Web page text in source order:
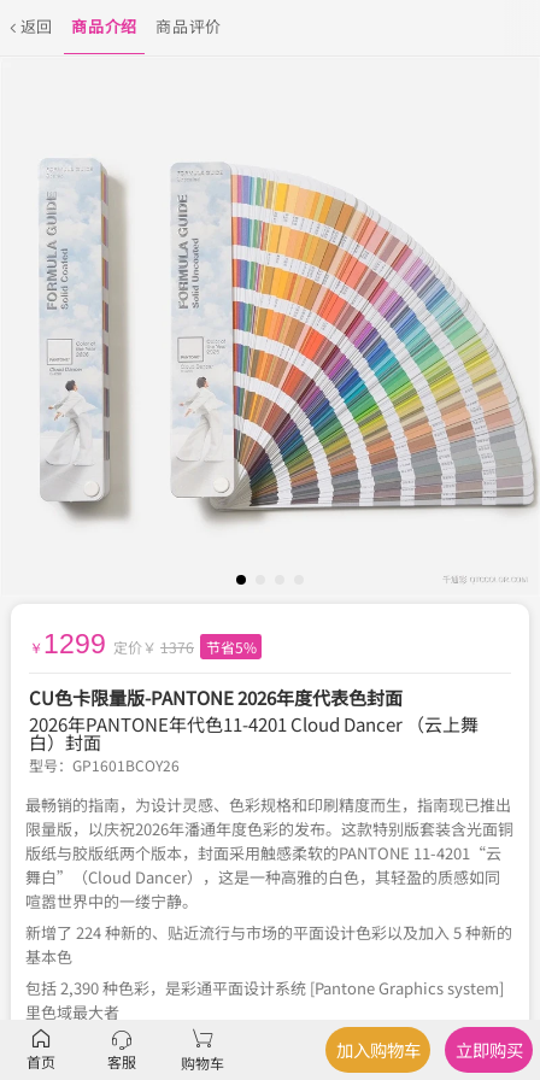
返回 商品介绍 商品评价
￥ 1299 定价￥ 1376 节省5%
CU色卡限量版-PANTONE 2026年度代表色封面
2026年PANTONE年代色11-4201 Cloud Dancer （云上舞
白）封面
型号： GP1601BCOY26
最畅销的指南，为设计灵感、色彩规格和印刷精度而生，指南现已推出
限量版，以庆祝2026年潘通年度色彩的发布。这款特别版套装含光面铜
版纸与胶版纸两个版本，封面采用触感柔软的PANTONE 11-4201“云
舞白”（Cloud Dancer），这是一种高雅的白色，其轻盈的质感如同
喧嚣世界中的一缕宁静。
新增了 224 种新的、贴近流行与市场的平面设计色彩以及加入 5 种新的
基本色
包括 2,390 种色彩，是彩通平面设计系统 [Pantone Graphics system]
里色域最大者
色彩以色系排列，新色彩页的顶部角落会有标示并整合在指南中
提高印刷过程中的色彩准确性
首页 客服 购物车
加入购物车 立即购买